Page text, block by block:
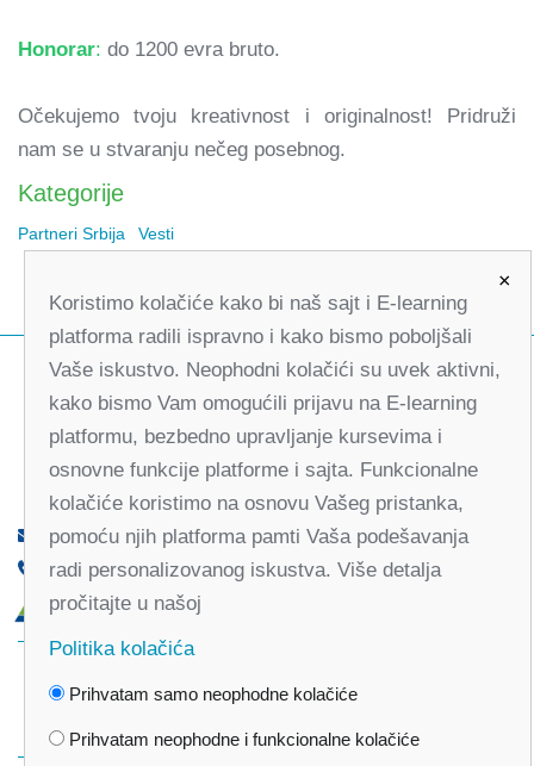
Honorar: do 1200 evra bruto.
Očekujemo tvoju kreativnost i originalnost! Pridruži
nam se u stvaranju nečeg posebnog.
Kategorije
Partneri Srbija Vesti
office@partners-serbia.org
(+381 11) 32 31 551, (+381 11) 32 31 552
Kralja Milana 10, 11000 Beograd, Srbija
×
Koristimo kolačiće kako bi naš sajt i E-learning
platforma radili ispravno i kako bismo poboljšali
Vaše iskustvo. Neophodni kolačići su uvek aktivni,
kako bismo Vam omogućili prijavu na E-learning
platformu, bezbedno upravljanje kursevima i
osnovne funkcije platforme i sajta. Funkcionalne
kolačiće koristimo na osnovu Vašeg pristanka,
pomoću njih platforma pamti Vaša podešavanja
radi personalizovanog iskustva. Više detalja
pročitajte u našoj
Politika kolačića
Prihvatam samo neophodne kolačiće
Prihvatam neophodne i funkcionalne kolačiće